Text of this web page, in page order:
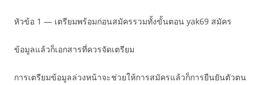
หัวข้อ 1 — เตรียมพร้อมก่อนสมัครรวมทั้งขั้นตอน yak69 สมัคร
ข้อมูลแล้วก็เอกสารที่ควรจัดเตรียม
การเตรียมข้อมูลล่วงหน้าจะช่วยให้การสมัครแล้วก็การยืนยันตัวตน